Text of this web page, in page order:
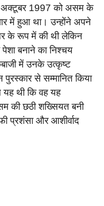
अक्टूबर 1997 को असम के
में हुआ था। उन्होंने अपने
के रूप में की थी लेकिन
पेशा बनाने का निश्चय
में उनके उत्कृष्ट
से सम्मानित किया
थी कि वह यह
की छठी शख्सियत बनी
प्रशंसा और आशीर्वाद